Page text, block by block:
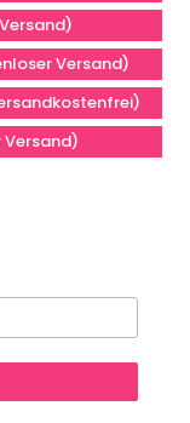
Versand)